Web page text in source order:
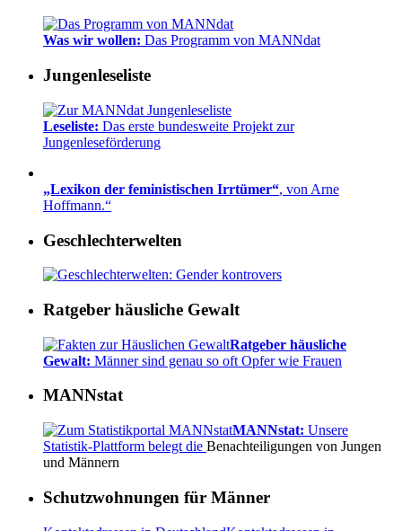
Was wir wollen: Das Programm von MANNdat
Jungenleseliste
Leseliste: Das erste bundesweite Projekt zur
Jungenleseförderung
„Lexikon der feministischen Irrtümer“, von Arne
Hoffmann.“
Geschlechterwelten
Ratgeber häusliche Gewalt
Ratgeber häusliche
Gewalt: Männer sind genau so oft Opfer wie Frauen
MANNstat
MANNstat: Unsere
Statistik-Plattform belegt die Benachteiligungen von Jungen
und Männern
Schutzwohnungen für Männer